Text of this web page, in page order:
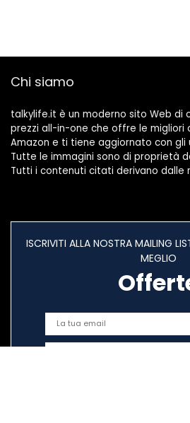
Chi siamo
talkylife.it è un moderno sito Web di
prezzi all-in-one che offre le migliori
Amazon e ti tiene aggiornato con gli
Tutte le immagini sono di proprietà
Tutti i contenuti citati derivano dalle
ISCRIVITI ALLA NOSTRA MAILING
MEGLIO